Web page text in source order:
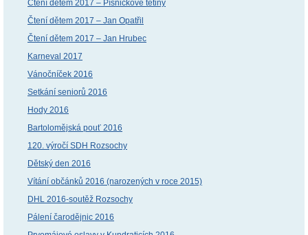
Čtení dětem 2017 – Písničkové tetiny
Čtení dětem 2017 – Jan Opatřil
Čtení dětem 2017 – Jan Hrubec
Karneval 2017
Vánočníček 2016
Setkání seniorů 2016
Hody 2016
Bartolomějská pouť 2016
120. výročí SDH Rozsochy
Dětský den 2016
Vítání občánků 2016 (narozených v roce 2015)
DHL 2016-soutěž Rozsochy
Pálení čarodějnic 2016